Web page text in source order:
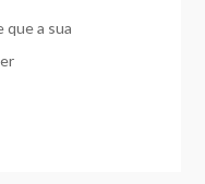
a sua